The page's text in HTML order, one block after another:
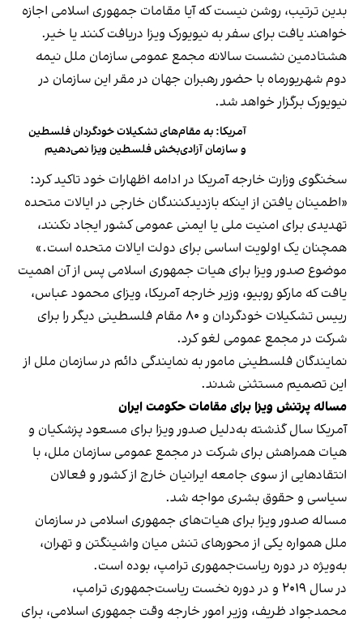
بدین ترتیب، روشن نیست که آیا مقامات جمهوری اسلامی اجازه
خواهند یافت برای سفر به نیویورک ویزا دریافت کنند یا خیر.
هشتادمین نشست سالانه مجمع عمومی سازمان ملل نیمه
دوم شهریورماه با حضور رهبران جهان در مقر این سازمان در
نیویورک برگزار خواهد شد.
آمریکا: به مقام‌های تشکیلات خودگردان فلسطین
و سازمان آزادی‌بخش فلسطین ویزا نمی‌دهیم
سخنگوی وزارت خارجه آمریکا در ادامه اظهارات خود تاکید کرد:
«اطمینان یافتن از اینکه بازدیدکنندگان خارجی در ایالات متحده
تهدیدی برای امنیت ملی یا ایمنی عمومی کشور ایجاد نکنند،
همچنان یک اولویت اساسی برای دولت ایالات متحده است.»
موضوع صدور ویزا برای هیات جمهوری اسلامی پس از آن اهمیت
یافت که مارکو روبیو، وزیر خارجه آمریکا، ویزای محمود عباس،
رییس تشکیلات خودگردان و ۸۰ مقام فلسطینی دیگر را برای
شرکت در مجمع عمومی لغو کرد.
نمایندگان فلسطینی مامور به نمایندگی دائم در سازمان ملل از
این تصمیم مستثنی شدند.
مساله پرتنش ویزا برای مقامات حکومت ایران
آمریکا سال گذشته به‌دلیل صدور ویزا برای مسعود پزشکیان و
هیات همراهش برای شرکت در مجمع عمومی سازمان ملل، با
انتقادهایی از سوی جامعه ایرانیان خارج از کشور و فعالان
سیاسی و حقوق بشری مواجه شد.
مساله صدور ویزا برای هیات‌های جمهوری اسلامی در سازمان
ملل همواره یکی از محورهای تنش میان واشینگتن و تهران،
به‌ویژه در دوره ریاست‌جمهوری ترامپ، بوده است.
در سال ۲۰۱۹ و در دوره نخست ریاست‌جمهوری ترامپ،
محمدجواد ظریف، وزیر امور خارجه وقت جمهوری اسلامی، برای